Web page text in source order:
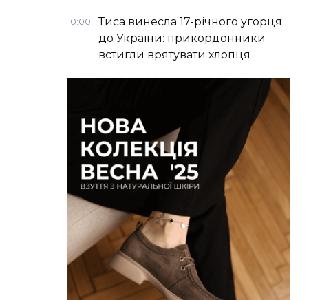
10:00
Тиса винесла 17-річного угорця
до України: прикордонники
встигли врятувати хлопця